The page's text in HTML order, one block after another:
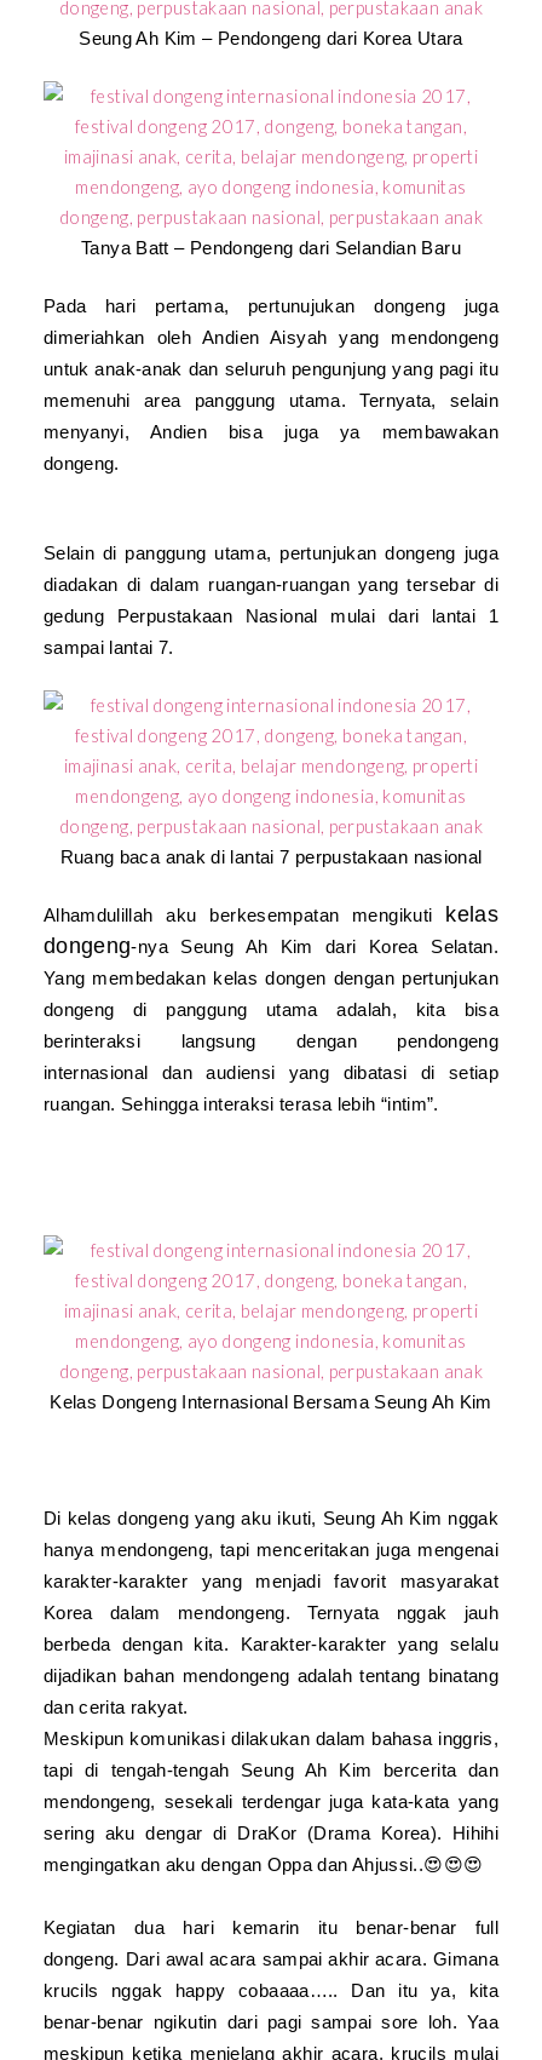
Seung Ah Kim – Pendongeng dari Korea Utara
Tanya Batt – Pendongeng dari Selandian Baru
Pada hari pertama, pertunujukan dongeng juga
dimeriahkan oleh Andien Aisyah yang mendongeng
untuk anak-anak dan seluruh pengunjung yang pagi itu
memenuhi area panggung utama. Ternyata, selain
menyanyi, Andien bisa juga ya membawakan
dongeng.
Selain di panggung utama, pertunjukan dongeng juga
diadakan di dalam ruangan-ruangan yang tersebar di
gedung Perpustakaan Nasional mulai dari lantai 1
sampai lantai 7.
Ruang baca anak di lantai 7 perpustakaan nasional
Alhamdulillah aku berkesempatan mengikuti
kelas
dongeng-nya Seung Ah Kim dari Korea Selatan.
Yang membedakan kelas dongen dengan pertunjukan
dongeng di panggung utama adalah, kita bisa
berinteraksi langsung dengan pendongeng
internasional dan audiensi yang dibatasi di setiap
ruangan. Sehingga interaksi terasa lebih “intim”.
Kelas Dongeng Internasional Bersama Seung Ah Kim
Di kelas dongeng yang aku ikuti, Seung Ah Kim nggak
hanya mendongeng, tapi menceritakan juga mengenai
karakter-karakter yang menjadi favorit masyarakat
Korea dalam mendongeng. Ternyata nggak jauh
berbeda dengan kita. Karakter-karakter yang selalu
dijadikan bahan mendongeng adalah tentang binatang
dan cerita rakyat.
Meskipun komunikasi dilakukan dalam bahasa inggris,
tapi di tengah-tengah Seung Ah Kim bercerita dan
mendongeng, sesekali terdengar juga kata-kata yang
sering aku dengar di DraKor (Drama Korea). Hihihi
mengingatkan aku dengan Oppa dan Ahjussi..😍😍😍
Kegiatan dua hari kemarin itu benar-benar full
dongeng. Dari awal acara sampai akhir acara. Gimana
krucils nggak happy cobaaaa….. Dan itu ya, kita
benar-benar ngikutin dari pagi sampai sore loh. Yaa
meskipun ketika menjelang akhir acara, krucils mulai